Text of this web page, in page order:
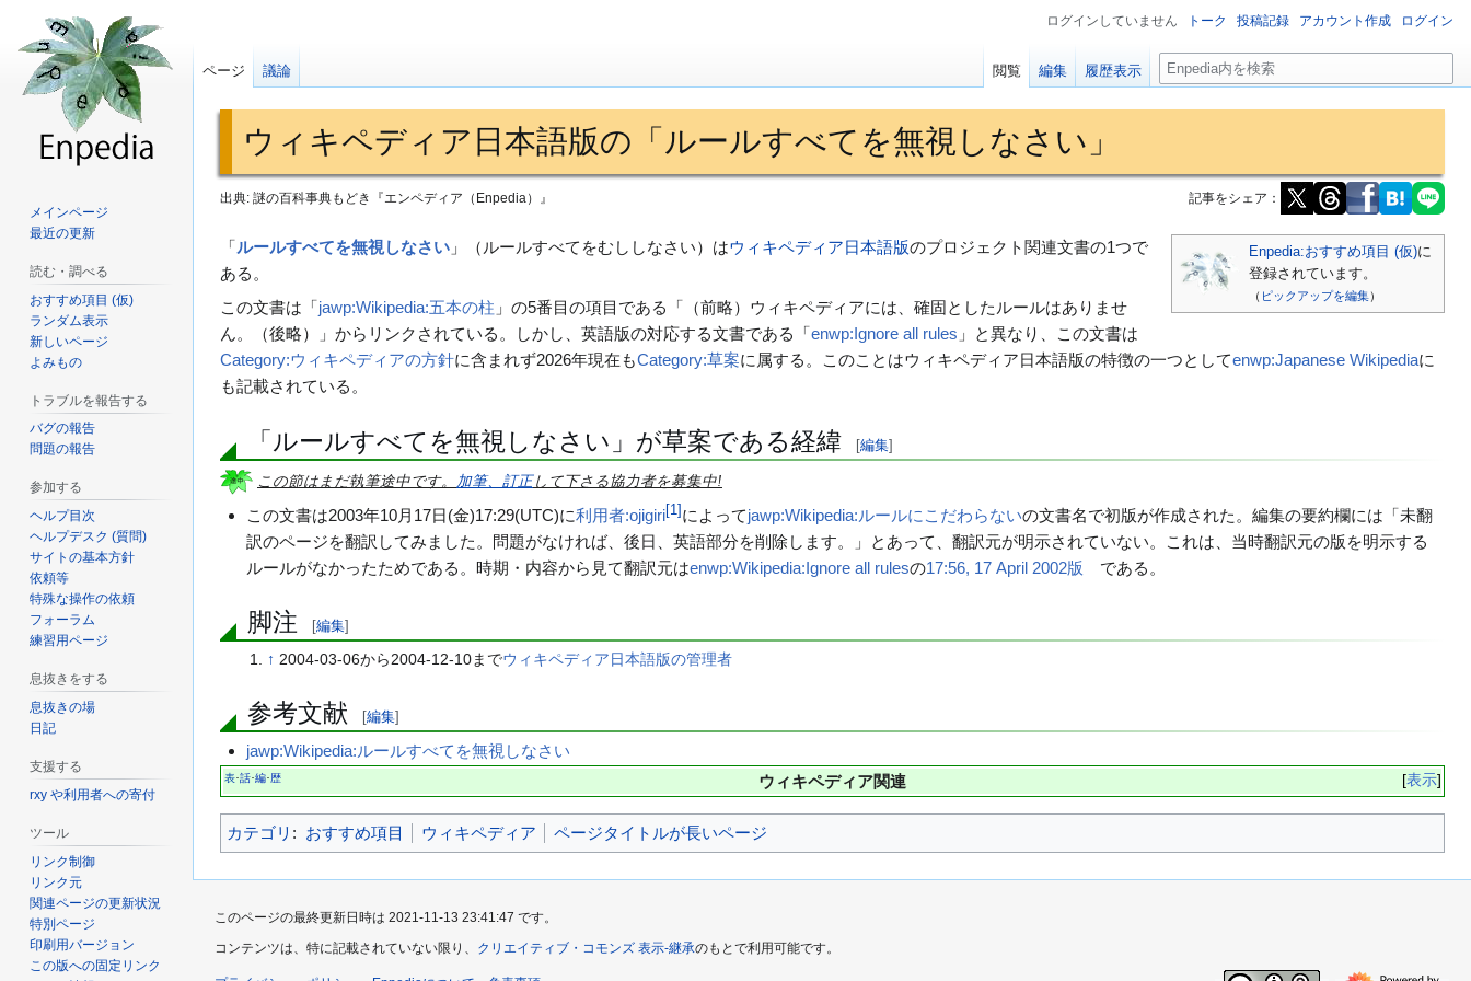
ウィキペディア日本語版の「ルールすべてを無視しなさい」
出典: 謎の百科事典もどき『エンペディア（Enpedia）』 記事をシェア：
ナ
ビ
ゲ
ー
シ
ョ
移
動
検
索
に
移
動
Enpedia:おすすめ項目 (仮)に
登録されています。
（ ピックアップを編集）
「ルールすべてを無視しなさい 」（ルールすべてをむししなさい）はウィキペディア日本語版のプロジェクト関連文書の1つで
ある。
この文書は「 jawp:Wikipedia:五本の柱 」の5番目の項目である「（前略）ウィキペディアには、確固としたルールはありませ
ん。（後略）」からリンクされている。しかし、英語版の対応する文書である「 enwp:Ignore all rules 」と異なり、この文書は
Category:ウィキペディアの方針に含まれず2026年現在もCategory:草案に属する。このことはウィキペディア日本語版の特徴の一つとしてenwp:Japanese Wikipediaに
も記載されている。
「ルールすべてを無視しなさい」が草案である経緯 [編集]
この節はまだ執筆途中です。 加筆、訂正して下さる協力者を募集中!
この文書は2003年10月17日(金)17:29‎(UTC)に利用者:ojigiri[1] によってjawp:Wikipedia:ルールにこだわらないの文書名で初版が作成された。編集の要約欄には「未翻
訳のページを翻訳してみました。問題がなければ、後日、英語部分を削除します。」とあって、翻訳元が明示されていない。これは、当時翻訳元の版を明示する
ルールがなかったためである。時期・内容から見て翻訳元はenwp:Wikipedia:Ignore all rulesの17:56, 17 April 2002版 である。
脚注 [編集]
↑ 2004-03-06から2004-12-10までウィキペディア日本語版の管理者
参考文献 [編集]
jawp:Wikipedia:ルールすべてを無視しなさい
表示
表･話･編･ 歴 ウィキペディア関連
カテゴリ : おすすめ項目 ウィキペディア ページタイトルが長いページ
ログインしていません トーク 投稿記録 アカウント作成 ログイン
ページ 議論 閲覧 編集 履歴表示
検
索
メインページ
最近の更新
読む・調べる
おすすめ項目 (仮)
ランダム表示
新しいページ
よみもの
トラブルを報告する
バグの報告
問題の報告
参加する
ヘルプ目次
ヘルプデスク (質問)
サイトの基本方針
依頼等
特殊な操作の依頼
フォーラム
練習用ページ
息抜きをする
息抜きの場
日記
支援する
rxy や利用者への寄付
ツール
リンク制御
リンク元
関連ページの更新状況
特別ページ
印刷用バージョン
この版への固定リンク
このページの最終更新日時は 2021-11-13 23:41:47 です。
コンテンツは、特に記載されていない限り、 クリエイティブ・コモンズ 表示-継承のもとで利用可能です。